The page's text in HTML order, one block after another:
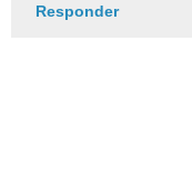
Responder